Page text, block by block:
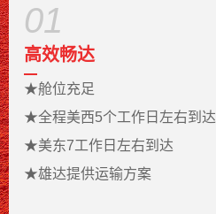
01
高效畅达
★舱位充足
★全程美西5个工作日左右到达
★美东7工作日 左右到达
★雄达提供运输方案